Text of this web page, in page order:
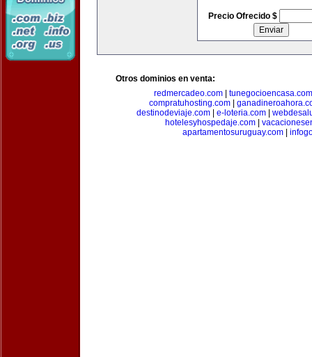
Precio Ofrecido $
Otros dominios en venta:
redmercadeo.com| tunegocioencasa.com
compratuhosting.com|
destinodeviaje.com
e-loteria.com
hotelesyhospedaje.com
apartamentosuruguay.com|